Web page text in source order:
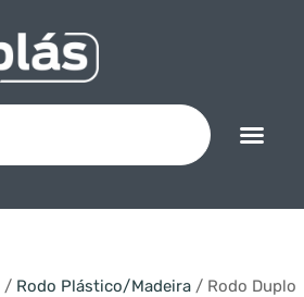
/ Rodo Plástico/Madeira / Rodo Duplo